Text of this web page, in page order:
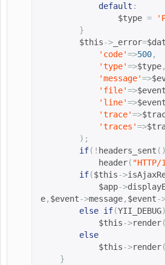
default :
$type =
}
$this-> _error=
'code'=>500,
'type'=>$type,
'message'=>
'file'=>$event
'line'=>$event
'trace'=>
'traces'=>
);
if(! headers_sent
header(
if($this->
$app->
e, $event->message, $event-
else if(YII_DEBUG)
$this->render(
else
$this->render(
}